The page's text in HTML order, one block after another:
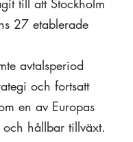
till att Stockholm
27 etablerade
avtalsperiod
och fortsatt
en av Europas
hållbar tillväxt.